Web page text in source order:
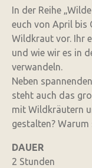
In der Reihe
euch von April bis
Wildkraut vor. Ihr
und wie wir es in
verwandeln.
Neben
steht auch das
mit Wildkräutern
gestalten?
DAUER
2 Stunden